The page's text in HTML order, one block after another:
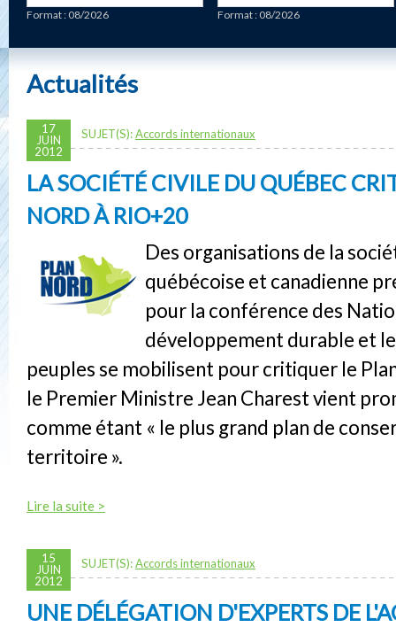
Format : 08/2026 Format : 08/2026
Actualités
17
JUIN
2012
SUJET(S):Accords internationaux
LA SOCIÉTÉ CIVILE DU QUÉBEC
NORD À RIO+20
Des organisations de la
québécoise et canadienne
pour la conférence des
développement durable et
peuples se mobilisent pour critiquer le
le Premier Ministre Jean Charest vient
comme étant « le plus grand plan de
territoire ».
Lire la suite >
15
JUIN
2012
SUJET(S):Accords internationaux
UNE DÉLÉGATION D'EXPERTS DE